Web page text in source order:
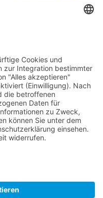
Daniela Reinfelder
09543 68321
Online-Schaeffler-
Karriereportal (Link